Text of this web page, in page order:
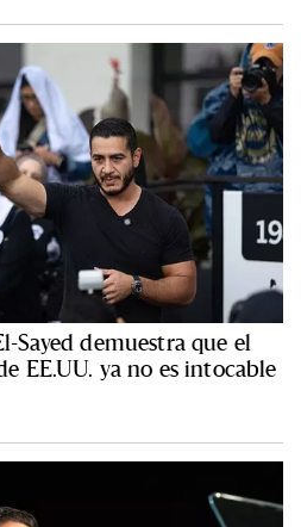
Sayed demuestra que el
EE.UU. ya no es intocable